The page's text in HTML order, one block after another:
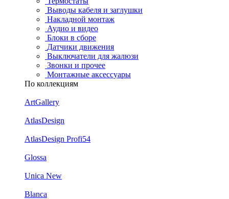
Выводы кабеля и заглушки
Накладной монтаж
Аудио и видео
Блоки в сборе
Датчики движения
Выключатели для жалюзи
Звонки и прочее
Монтажные аксессуары
По коллекциям
ArtGallery
AtlasDesign
AtlasDesign Profi54
Glossa
Unica New
Blanca